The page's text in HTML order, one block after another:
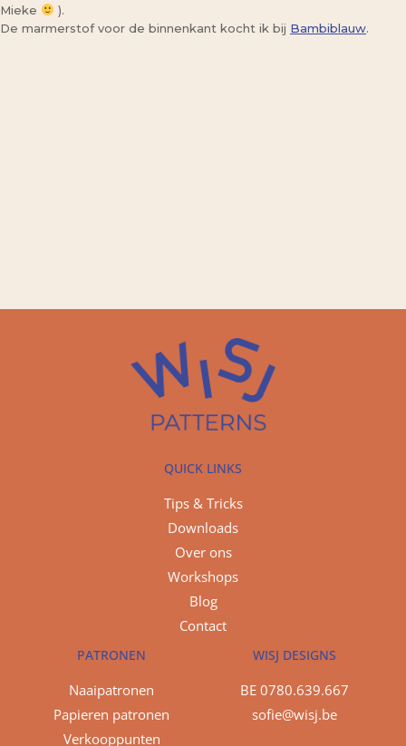
Mieke
).
De marmerstof voor de binnenkant kocht ik bij Bambiblauw.
QUICK LINKS
Tips & Tricks
Downloads
Over ons
Workshops
Blog
Contact
PATRONEN
Naaipatronen
Papieren patronen
Verkooppunten
WISJ DESIGNS
BE 0780.639.667
sofie@wisj.be